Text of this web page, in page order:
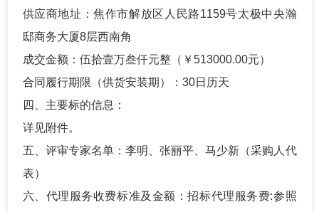
供应商地址：焦作市解放区人民路1159号太极中央瀚
邸商务大厦8层西南角
成交金额：伍拾壹万叁仟元整（￥513000.00元）
合同履行期限（供货安装期）：30日历天
四、主要标的信息：
详见附件。
五、评审专家名单：李明、张丽平、马少新（采购人代
表）
六、代理服务收费标准及金额：招标代理服务费:参照